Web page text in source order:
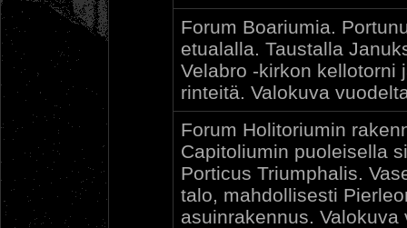
Forum Boariumia.
etualalla. Taustalla
Velabro -kirkon kellotorni
rinteitä. Valokuva
Forum Holitoriumin
Capitoliumin puoleisella
Porticus Triumphalis.
talo, mahdollisesti
asuinrakennus. Valokuva